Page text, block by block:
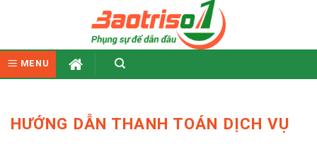
MENU
HƯỚNG DẪN THANH TOÁN DỊCH VỤ